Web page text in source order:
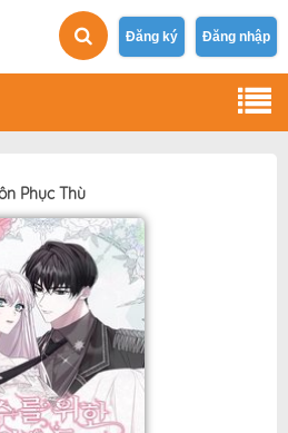
Đăng ký Đăng nhập
Phục Thù